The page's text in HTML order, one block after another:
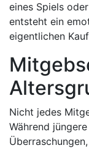
eines Spiels
entsteht ein
eigentlichen
Nicht jedes
Während